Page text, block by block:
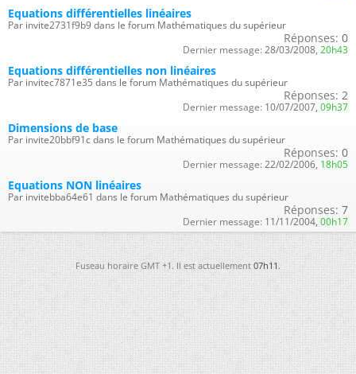
Equations différentielles linéaires
Par invite2731f9b9 dans le forum Mathématiques du supérieur
Réponses: 0
Dernier message: 28/03/2008, 20h43
Equations différentielles non linéaires
Par invitec7871e35 dans le forum Mathématiques du supérieur
Réponses: 2
Dernier message: 10/07/2007, 09h37
Dimensions de base
Par invite20bbf91c dans le forum Mathématiques du supérieur
Réponses: 0
Dernier message: 22/02/2006, 18h05
Equations NON linéaires
Par invitebba64e61 dans le forum Mathématiques du supérieur
Réponses: 7
Dernier message: 11/11/2004, 00h17
Fuseau horaire GMT +1. Il est actuellement07h11.